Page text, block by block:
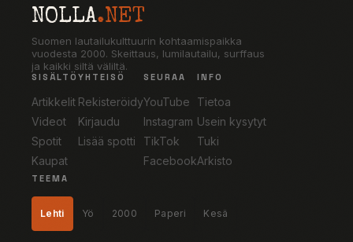
NOLLA.NET
Suomen lautailukulttuurin kohtaamispaikka
vuodesta 2000. Skeittaus, lumilautailu, surffaus
ja kaikki siltä väliltä.
SISÄLTÖ
Artikkelit
Videot
Spotit
Kaupat
YHTEISÖ
Rekisteröidy
Kirjaudu
Lisää spotti
SEURAA
YouTube
Instagram
TikTok
Facebook
INFO
Tietoa
Usein kysytyt
Tuki
Arkisto
TEEMA
Lehti Yö 2000 Paperi Kesä